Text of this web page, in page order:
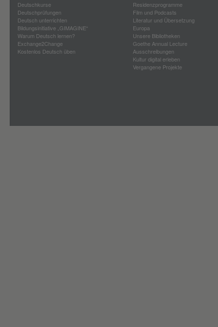
Deutschkurse
Deutschprüfungen
Deutsch unterrichten
Bildungsinitiative „GIMAGINE“
Warum Deutsch lernen?
Exchange2Change
Kostenlos Deutsch üben
Residenzprogramme
Film und Podcasts
Literatur und Übersetzung
Europa
Unsere Bibliotheken
Goethe Annual Lecture
Ausschreibungen
Kultur digital erleben
Vergangene Projekte